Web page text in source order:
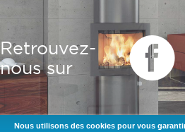
Retrouvez-
nous sur
Nous utilisons des cookies pour vous